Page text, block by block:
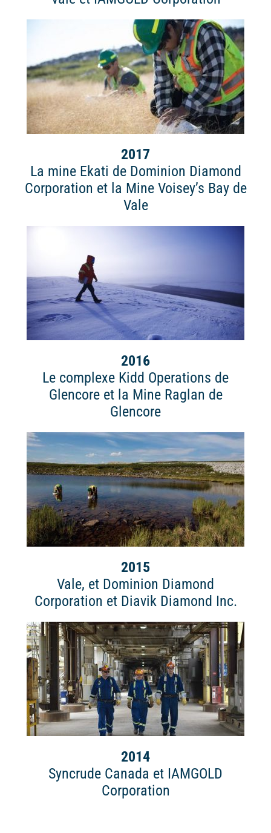
2017
La mine Ekati de Dominion Diamond
Corporation et la Mine Voisey’s Bay de
Vale
2016
Le complexe Kidd Operations de
Glencore et la Mine Raglan de
Glencore
2015
Vale, et Dominion Diamond
Corporation et Diavik Diamond Inc.
2014
Syncrude Canada et IAMGOLD
Corporation